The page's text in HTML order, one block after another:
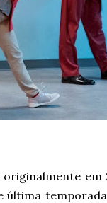
originalmente
última